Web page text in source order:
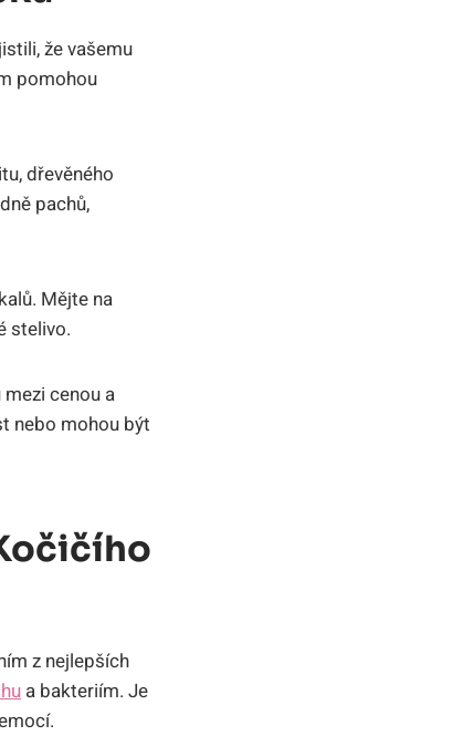
že vašemu
pomohou
dřevěného
pachů,
Mějte na
stelivo.
cenou a
nebo mohou být
z nejlepších
a bakteriím. Je